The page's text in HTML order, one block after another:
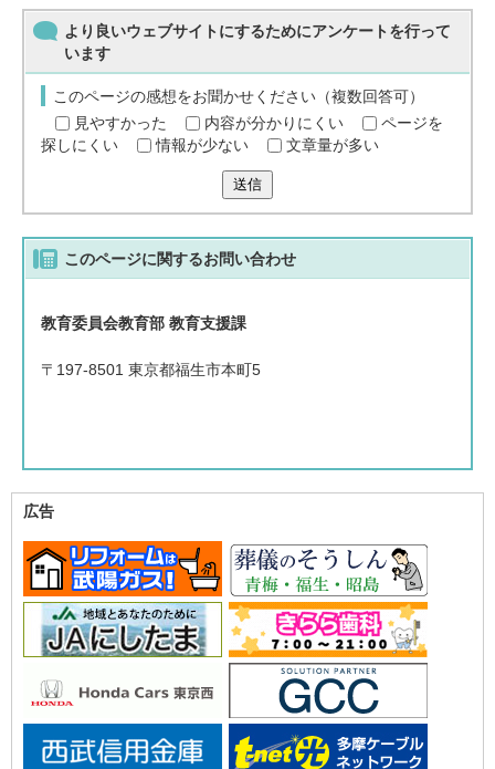
より良いウェブサイトにするためにアンケートを行って
います
このページの感想をお聞かせください（複数回答可）
見やすかった
内容が分かりにくい
ページを
探しにくい
情報が少ない 文章量が多い
送信
このページに関するお問い合わせ
教育委員会教育部 教育支援課
〒197-8501 東京都福生市本町5
広告